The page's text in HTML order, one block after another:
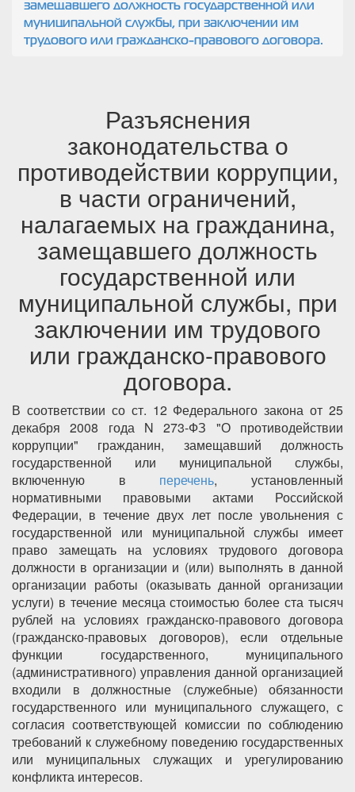
замещавшего должность государственной или
муниципальной службы, при заключении им
трудового или гражданско-правового договора.
Разъяснения
законодательства о
противодействии коррупции,
в части ограничений,
налагаемых на гражданина,
замещавшего должность
государственной или
муниципальной службы, при
заключении им трудового
или гражданско-правового
договора.
В соответствии со ст. 12 Федерального закона от 25
декабря 2008 года N 273-ФЗ "О противодействии
коррупции" гражданин, замещавший должность
государственной или муниципальной службы,
включенную в перечень, установленный
нормативными правовыми актами Российской
Федерации, в течение двух лет после увольнения с
государственной или муниципальной службы имеет
право замещать на условиях трудового договора
должности в организации и (или) выполнять в данной
организации работы (оказывать данной организации
услуги) в течение месяца стоимостью более ста тысяч
рублей на условиях гражданско-правового договора
(гражданско-правовых договоров), если отдельные
функции государственного, муниципального
(административного) управления данной организацией
входили в должностные (служебные) обязанности
государственного или муниципального служащего, с
согласия соответствующей комиссии по соблюдению
требований к служебному поведению государственных
или муниципальных служащих и урегулированию
конфликта интересов.